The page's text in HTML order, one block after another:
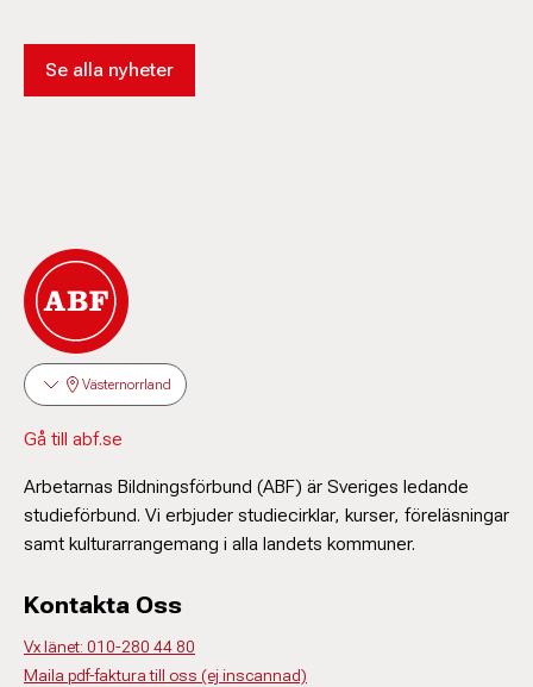
Se alla nyheter
Västernorrland
Gå till abf.se
Arbetarnas Bildningsförbund (ABF) är Sveriges ledande
studieförbund. Vi erbjuder studiecirklar, kurser, föreläsningar
samt kulturarrangemang i alla landets kommuner.
Kontakta Oss
Vx länet: 010-280 44 80
Maila pdf-faktura till oss (ej inscannad)